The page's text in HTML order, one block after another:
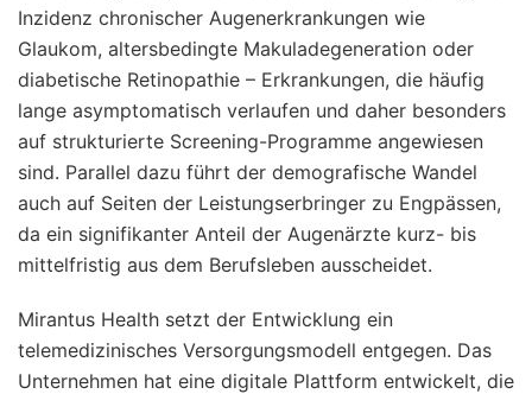
Inzidenz chronischer Augenerkrankungen wie
Glaukom, altersbedingte Makuladegeneration oder
diabetische Retinopathie – Erkrankungen, die häufig
lange asymptomatisch verlaufen und daher besonders
auf strukturierte Screening-Programme angewiesen
sind. Parallel dazu führt der demografische Wandel
auch auf Seiten der Leistungserbringer zu Engpässen,
da ein signifikanter Anteil der Augenärzte kurz- bis
mittelfristig aus dem Berufsleben ausscheidet.
Mirantus Health setzt der Entwicklung ein
telemedizinisches Versorgungsmodell entgegen. Das
Unternehmen hat eine digitale Plattform entwickelt, die